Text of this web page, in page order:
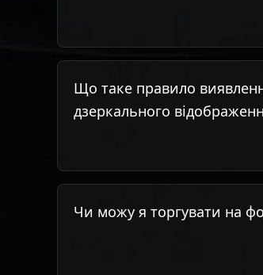
Що таке правило
дзеркального
Чи можу я торгувати на